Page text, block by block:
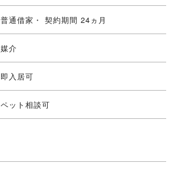
普通借家・ 契約期間 24ヵ月
媒介
即入居可
ペット相談可